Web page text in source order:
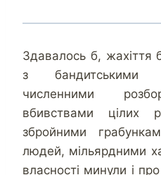
Здавалось б, жахіття
з бандитськими
численними
вбивствами цілих
збройними
людей, мільярдними
власності минули і